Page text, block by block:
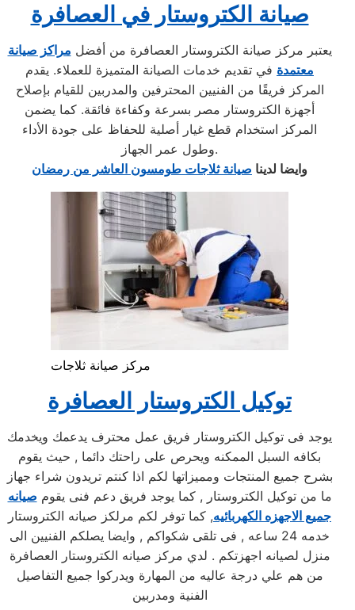
صيانة الكتروستار في العصافرة
يعتبر مركز صيانة الكتروستار العصافرة من أفضل مراكز صيانة
معتمدة في تقديم خدمات الصيانة المتميزة للعملاء. يقدم
المركز فريقًا من الفنيين المحترفين والمدربين للقيام بإصلاح
أجهزة الكتروستار مصر بسرعة وكفاءة فائقة. كما يضمن
المركز استخدام قطع غيار أصلية للحفاظ على جودة الأداء
وطول عمر الجهاز.
وايضا لدينا صيانة ثلاجات طومسون العاشر من رمضان
مركز صيانة ثلاجات
توكيل الكتروستار العصافرة
يوجد فى توكيل الكتروستار فريق عمل محترف يدعمك ويخدمك
بكافه السبل الممكنه ويحرص على راحتك دائما , حيث يقوم
بشرح جميع المنتجات ومميزاتها لكم اذا كنتم تريدون شراء جهاز
ما من توكيل الكتروستار , كما يوجد فريق دعم فنى يقوم صيانه
جميع الاجهزه الكهربائيه, كما توفر لكم مرلكز صيانه الكتروستار
خدمه 24 ساعه , فى تلقى شكواكم , وايضا يصلكم الفنيين الى
منزل لصيانه اجهزتكم . لدي مركز صيانه الكتروستار العصافرة
من هم علي درجة عاليه من المهارة ويدركوا جميع التفاصيل
الفنية ومدربين